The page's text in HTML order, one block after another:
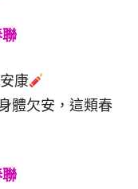
康
體欠安，這類春